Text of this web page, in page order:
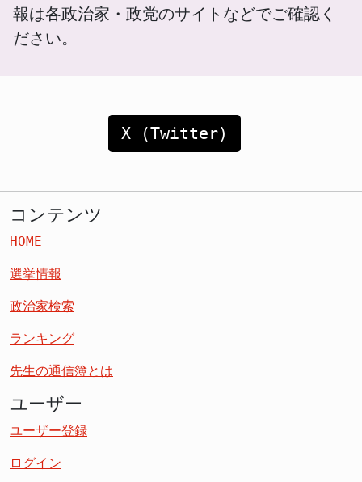
報は各政治家・政党のサイトなどでご確認く
ださい。
X (Twitter)
コンテンツ
HOME
選挙情報
政治家検索
ランキング
先生の通信簿とは
ユーザー
ユーザー登録
ログイン